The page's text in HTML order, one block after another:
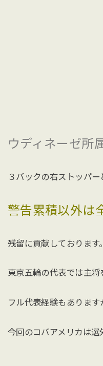
ウディネーゼ所
３バックの右ストッパー
警告累積以外は
残留に貢献しております。
東京五輪の代表では主将
フル代表経験もあります
今回のコパアメリカは選